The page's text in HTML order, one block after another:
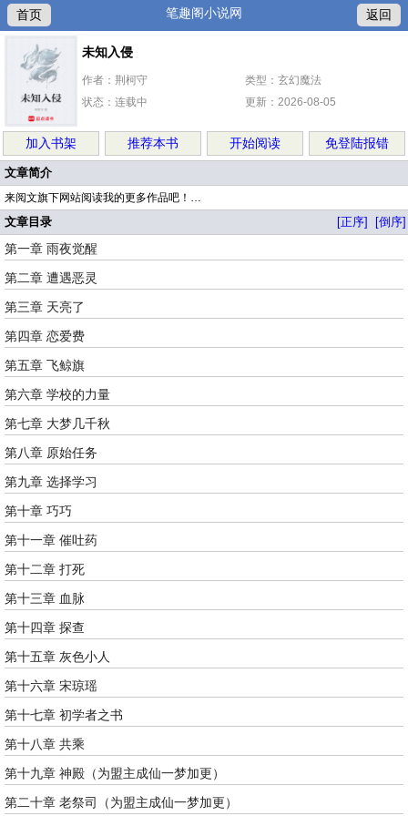
首页 笔趣阁小说网 返回
未知入侵
作者：荆柯守
类型：玄幻魔法
状态：连载中
更新：2026-08-05
加入书架 推荐本书 开始阅读 免登陆报错
文章简介
来阅文旗下网站阅读我的更多作品吧！…
文章目录 [正序] [倒序]
第一章 雨夜觉醒
第二章 遭遇恶灵
第三章 天亮了
第四章 恋爱费
第五章 飞鲸旗
第六章 学校的力量
第七章 大梦几千秋
第八章 原始任务
第九章 选择学习
第十章 巧巧
第十一章 催吐药
第十二章 打死
第十三章 血脉
第十四章 探查
第十五章 灰色小人
第十六章 宋琼瑶
第十七章 初学者之书
第十八章 共乘
第十九章 神殿（为盟主成仙一梦加更）
第二十章 老祭司（为盟主成仙一梦加更）